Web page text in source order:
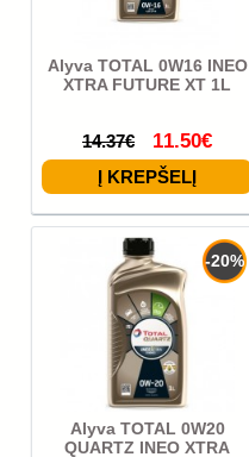
Alyva TOTAL 0W16 INEO
XTRA FUTURE XT 1L
14.37€ 11.50€
-20%
Alyva TOTAL 0W20
QUARTZ INEO XTRA